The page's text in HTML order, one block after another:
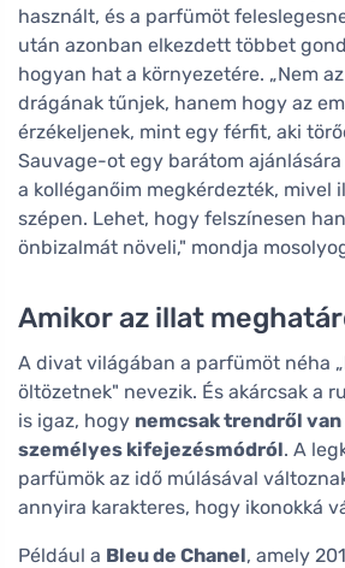
használt, és a parfümöt
után azonban elkezdett többet
hogyan hat a környezetére. „Nem
drágának tűnjek, hanem hogy az
érzékeljenek, mint egy férfit, aki
Sauvage-ot egy barátom
a kolléganőim megkérdezték, mivel
szépen. Lehet, hogy felszínesen
önbizalmát növeli," mondja
Amikor az illat
A divat világában a parfümöt néha
öltözetnek" nevezik. És akárcsak a
is igaz, hogy nemcsak trendről van
személyes kifejezésmódról. A
parfümök az idő múlásával
annyira karakteres, hogy ikonokká
Például a Bleu de Chanel, amely